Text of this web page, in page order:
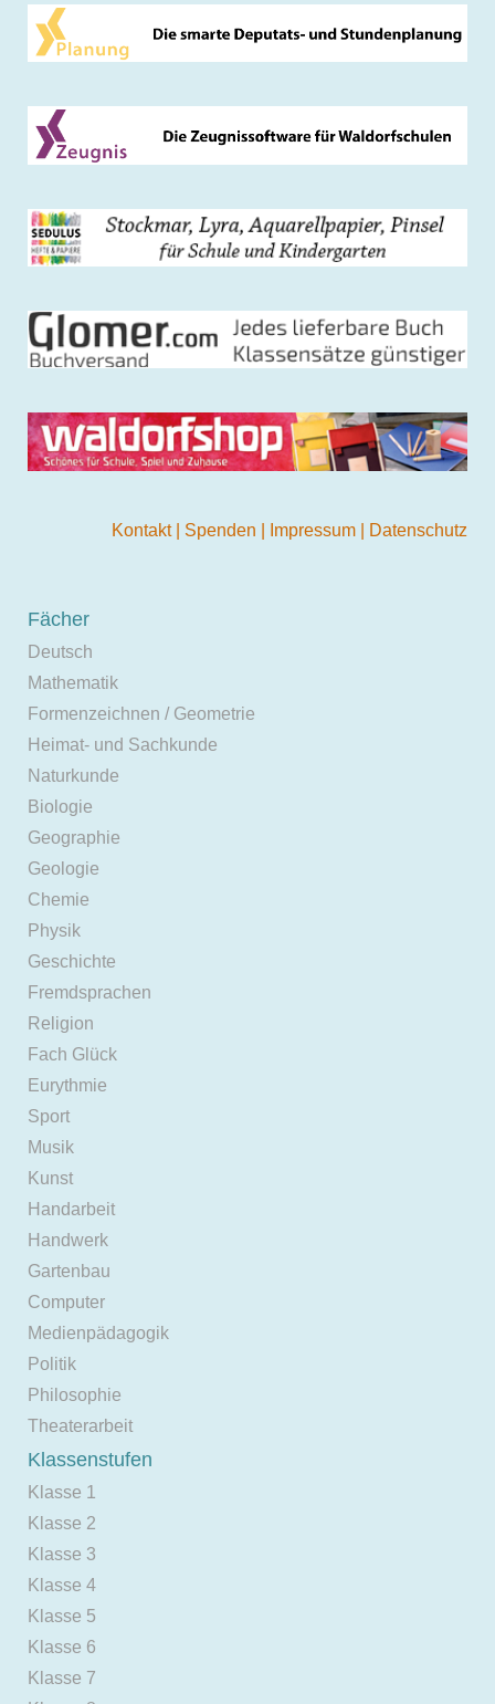
Kontakt Spenden Impressum Datenschutz
Fächer
Deutsch
Mathematik
Formenzeichnen / Geometrie
Heimat- und Sachkunde
Naturkunde
Biologie
Geographie
Geologie
Chemie
Physik
Geschichte
Fremdsprachen
Religion
Fach Glück
Eurythmie
Sport
Musik
Kunst
Handarbeit
Handwerk
Gartenbau
Computer
Medienpädagogik
Politik
Philosophie
Theaterarbeit
Klassenstufen
Klasse 1
Klasse 2
Klasse 3
Klasse 4
Klasse 5
Klasse 6
Klasse 7